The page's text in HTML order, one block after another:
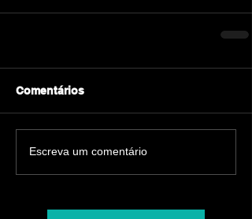
Comentários
Escreva um comentário